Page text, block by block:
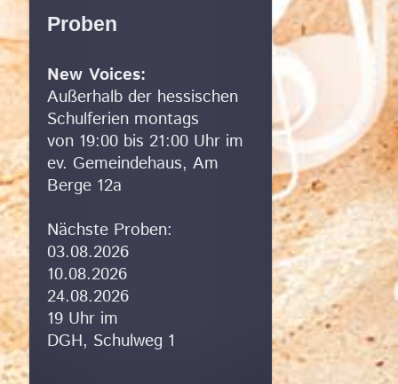
Proben
New Voices:
Außerhalb der hessischen
Schulferien montags
von 19:00 bis 21:00 Uhr im
ev. Gemeindehaus, Am
Berge 12a
Nächste Proben:
03.08.2026
10.08.2026
24.08.2026
19 Uhr im
DGH, Schulweg 1